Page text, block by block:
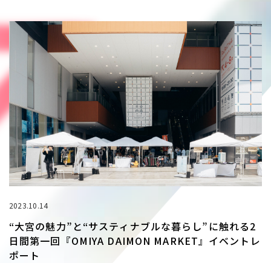
2023.10.14
“大宮の魅力”と“サスティナブルな暮らし”に触れる2
日間第一回『OMIYA DAIMON MARKET』イベントレ
ポート